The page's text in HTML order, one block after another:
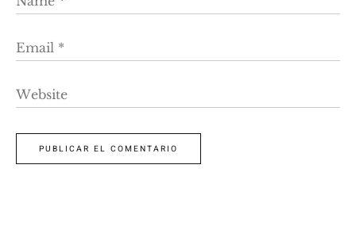
Email *
Website
PUBLICAR EL COMENTARIO